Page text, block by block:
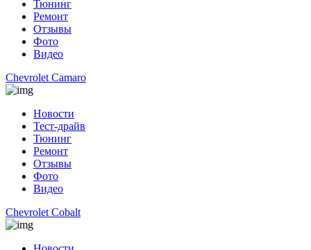
Тюнинг
Ремонт
Отзывы
Фото
Видео
Chevrolet Camaro
Новости
Тест-драйв
Тюнинг
Ремонт
Отзывы
Фото
Видео
Chevrolet Cobalt